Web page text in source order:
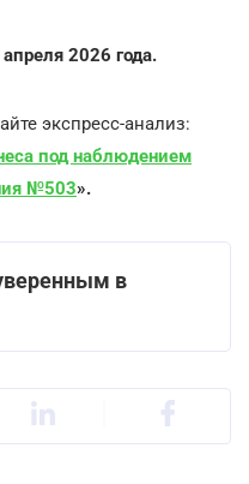
2026 года.
экспресс-анализ:
под наблюдением
№503».
в